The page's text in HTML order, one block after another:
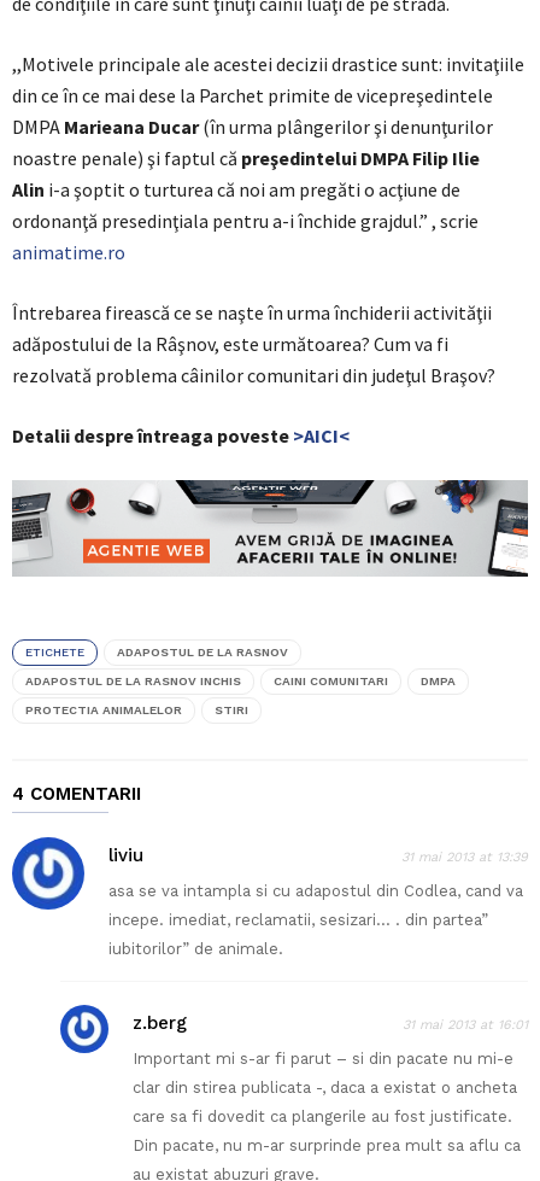
,,Motivele principale ale acestei decizii drastice sunt: invitaţiile
din ce în ce mai dese la Parchet primite de vicepreşedintele
DMPA Marieana Ducar(în urma plângerilor şi denunţurilor
noastre penale) şi faptul că preşedintelui DMPA Filip Ilie
Alin i-a şoptit o turturea că noi am pregăti o acţiune de
ordonanţă presedinţiala pentru a-i închide grajdul.” , scrie
animatime.ro
Întrebarea firească ce se naşte în urma închiderii activităţii
adăpostului de la Râşnov, este următoarea? Cum va fi
rezolvată problema câinilor comunitari din judeţul Braşov?
Detalii despre întreaga poveste >AICI<
ETICHETE ADAPOSTUL DE LA RASNOV
ADAPOSTUL DE LA RASNOV INCHIS CAINI COMUNITARI DMPA
PROTECTIA ANIMALELOR STIRI
4 COMENTARII
liviu 31 mai 2013 at 13:39
asa se va intampla si cu adapostul din Codlea, cand va
incepe. imediat, reclamatii, sesizari… . din partea”
iubitorilor” de animale.
z.berg 31 mai 2013 at 16:01
Important mi s-ar fi parut – si din pacate nu mi-e
clar din stirea publicata -, daca a existat o ancheta
care sa fi dovedit ca plangerile au fost justificate.
Din pacate, nu m-ar surprinde prea mult sa aflu ca
au existat abuzuri grave.